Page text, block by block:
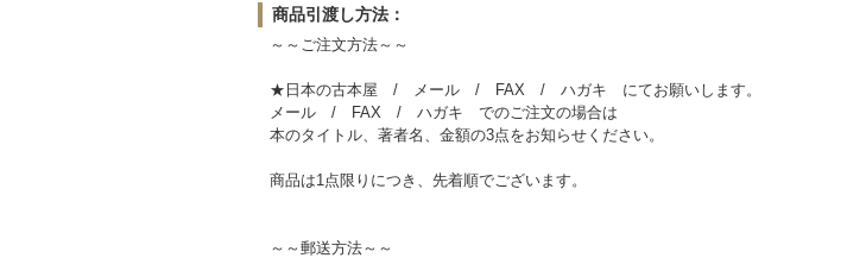
商品引渡し方法：
～～ご注文方法～～
★日本の古本屋 / メール / FAX / ハガキ にてお願いします。
メール / FAX / ハガキ でのご注文の場合は
本のタイトル、著者名、金額の3点をお知らせください。
商品は1点限りにつき、先着順でございます。
～～郵送方法～～